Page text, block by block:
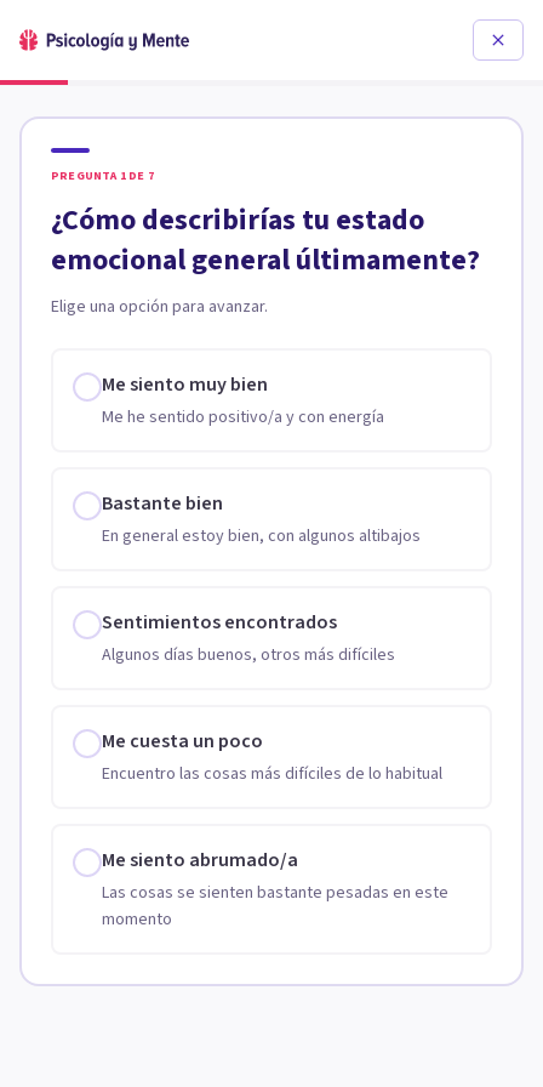
PREGUNTA 1 DE 7
¿Cómo describirías tu estado
emocional general últimamente?
Elige una opción para avanzar.
Me siento muy bien
Me he sentido positivo/a y con energía
Bastante bien
En general estoy bien, con algunos altibajos
Sentimientos encontrados
Algunos días buenos, otros más difíciles
Me cuesta un poco
Encuentro las cosas más difíciles de lo habitual
Me siento abrumado/a
Las cosas se sienten bastante pesadas en este
momento